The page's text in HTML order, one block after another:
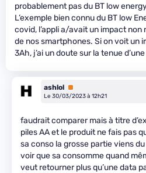
probablement pas du BT low
L’exemple bien connu du BT low
covid, l’appli a/avait un impact non
de nos smartphones. Si on voit un
3Ah, j’ai un doute sur la tenue
ashlol Premium
Le 30/03/2023 à 12h21
faudrait comparer mais à titre
piles AA et le produit ne fais pas
sa conso la grosse partie viens
voir que sa consomme quand
veut retourner plus qu’une data